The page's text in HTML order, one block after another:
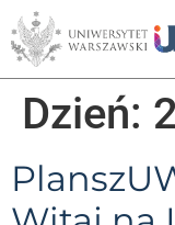
Dzień: